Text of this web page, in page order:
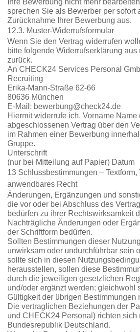
Ihre Bewerbung nicht mehr
sprechen Sie als Bewerber per sofort
Zurücknahme Ihrer Bewerbung aus.
12.3. Muster-Widerrufsformular
Wenn Sie den Vertrag widerrufen
bitte folgende Widerrufserklärung
zurück.
An CHECK24 Services Personal
Recruiting
Erika-Mann-Straße 62-66
80636 München
E-Mail: bewerbung@check24.de
Hiermit widerrufe ich, Vorname Name
abgeschlossenen Vertrag über den
im Rahmen einer Bewerbung
Gruppe.
Unterschrift
(nur bei Mitteilung auf Papier) Datum
13 Schlussbestimmungen – Textform,
anwendbares Recht
Änderungen, Ergänzungen und
die vor oder bei Abschluss des
bedürfen zu ihrer Rechtswirksamkeit
Nachträgliche Änderungen oder
der Schriftform bedürfen.
Sollten Bestimmungen dieser
unwirksam oder undurchführbar sein
sollte sich in diesen
herausstellen, sollen diese
durch die jeweiligen gesetzlichen
und/oder ergänzt werden; gleichwohl
Gültigkeit der übrigen Bestimmungen
Die vertraglichen Beziehungen der
und CHECK24 Personal) richten sich
Bundesrepublik Deutschland.